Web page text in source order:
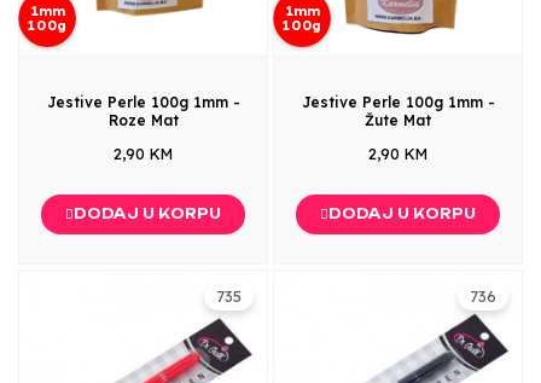
1mm
100g
Jestive Perle 100g 1mm -
Roze Mat
2,90 KM
DODAJ U KORPU
1mm
100g
Jestive Perle 100g 1mm -
Žute Mat
2,90 KM
DODAJ U KORPU
735 736